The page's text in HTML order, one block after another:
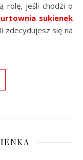
rolę, jeśli chodzi o
sukienek
zdecydujesz się na